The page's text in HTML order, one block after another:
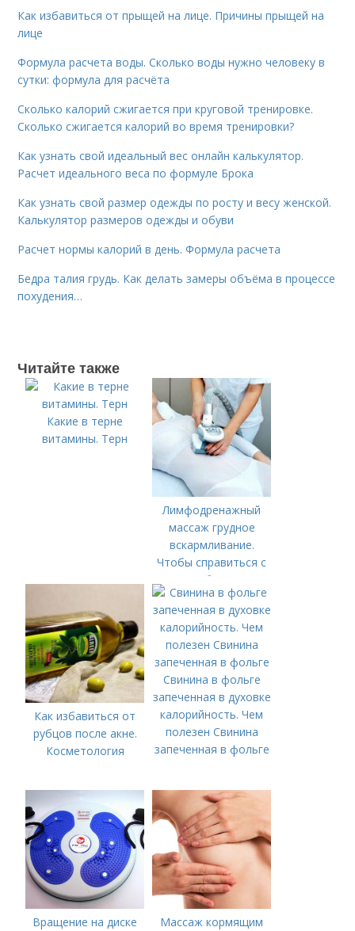
Как избавиться от прыщей на лице. Причины прыщей на
лице
Формула расчета воды. Сколько воды нужно человеку в
сутки: формула для расчёта
Сколько калорий сжигается при круговой тренировке.
Сколько сжигается калорий во время тренировки?
Как узнать свой идеальный вес онлайн калькулятор.
Расчет идеального веса по формуле Брока
Как узнать свой размер одежды по росту и весу женской.
Калькулятор размеров одежды и обуви
Расчет нормы калорий в день. Формула расчета
Бедра талия грудь. Как делать замеры объёма в процессе
похудения…
Читайте также
Какие в терне
витамины. Терн
Лимфодренажный
массаж грудное
вскармливание.
Чтобы справиться с
нагрубанием,
необходимо
предпринять
следующие действия:
Как избавиться от
рубцов после акне.
Косметология
Свинина в фольге
запеченная в духовке
калорийность. Чем
полезен Свинина
запеченная в фольге
Вращение на диске
Массаж кормящим